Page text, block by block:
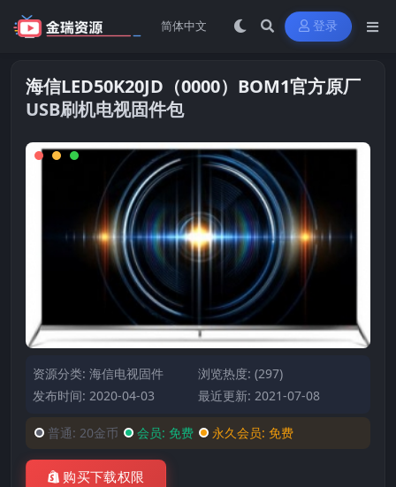
登录
海信LED50K20JD（0000）BOM1官方原厂
USB刷机电视固件包
资源分类: 海信电视固件
浏览热度: (297)
发布时间: 2020-04-03
最近更新: 2021-07-08
普通: 20金币 会员: 免费 永久会员: 免费
购买下载权限